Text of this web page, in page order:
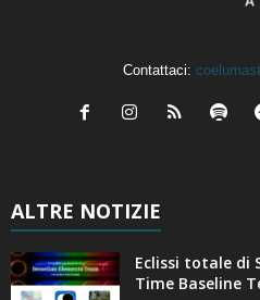
Contattaci:
ALTRE NOTIZIE
Eclissi totale di
Time Baseline